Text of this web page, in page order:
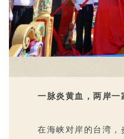
一脉炎黄血，两岸一
在海峡对岸的台湾